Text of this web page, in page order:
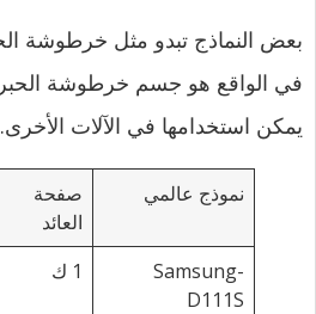
يمكن استخدامها في الآلات الأخرى.
نموذج عالمي
صفحة
العائد
Samsung-
D111S
1 ك